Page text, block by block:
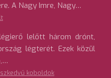
A Nagy Imre, Nagy…
lelőtt három drónt,
légterét. Ezek közül
koboldok